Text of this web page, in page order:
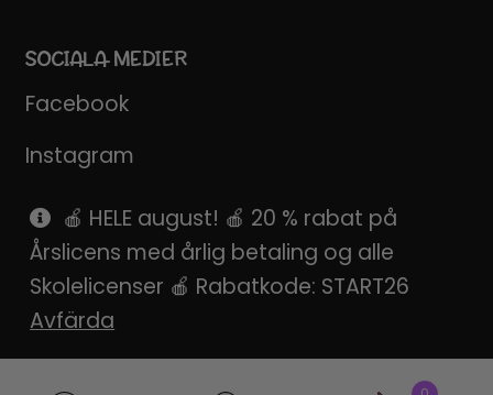
SOCIALA MEDIER
Facebook
Instagram
Pinterest
SnapChat
Produktsökning
🍎 HELE august! 🍎 20 % rabat på
Årslicens med årlig betaling og alle
Skolelicenser 🍎 Rabatkode: START26
Avfärda